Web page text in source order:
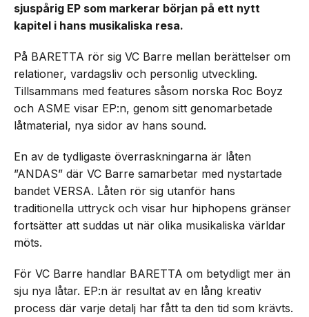
sjuspårig EP som markerar början på ett nytt
kapitel i hans musikaliska resa.
På BARETTA rör sig VC Barre mellan berättelser om
relationer, vardagsliv och personlig utveckling.
Tillsammans med features såsom norska Roc Boyz
och ASME visar EP:n, genom sitt genomarbetade
låtmaterial, nya sidor av hans sound.
En av de tydligaste överraskningarna är låten
”ANDAS” där VC Barre samarbetar med nystartade
bandet VERSA. Låten rör sig utanför hans
traditionella uttryck och visar hur hiphopens gränser
fortsätter att suddas ut när olika musikaliska världar
möts.
För VC Barre handlar BARETTA om betydligt mer än
sju nya låtar. EP:n är resultat av en lång kreativ
process där varje detalj har fått ta den tid som krävts.